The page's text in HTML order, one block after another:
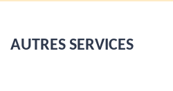
AUTRES SERVICES